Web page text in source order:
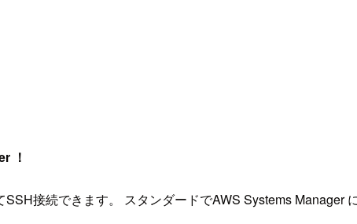
！
接続できます。 スタンダードでAWS Systems Manager